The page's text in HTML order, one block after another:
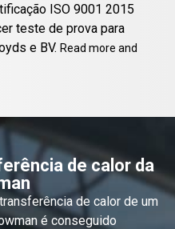
ISO 9001 2015
teste de prova para
e BV. Read more and
de calor da
de calor de um
é conseguido